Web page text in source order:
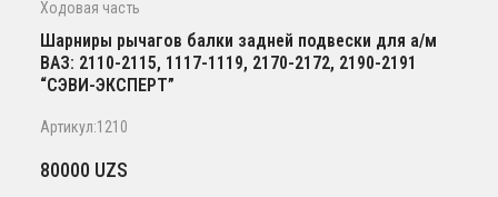
Ходовая часть
Шарниры рычагов балки задней подвески для а/м
ВАЗ: 2110-2115, 1117-1119, 2170-2172, 2190-2191
“СЭВИ-ЭКСПЕРТ”
Артикул:1210
80000 UZS